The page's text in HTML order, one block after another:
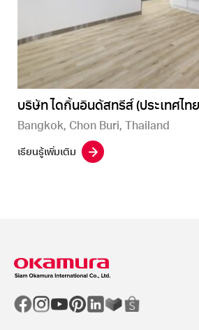
บริษัท ไดกิ้นอินดัสทรีส์ (ประเทศไท
Bangkok, Chon Buri, Thailand
เรียนรู้เพิ่มเติม